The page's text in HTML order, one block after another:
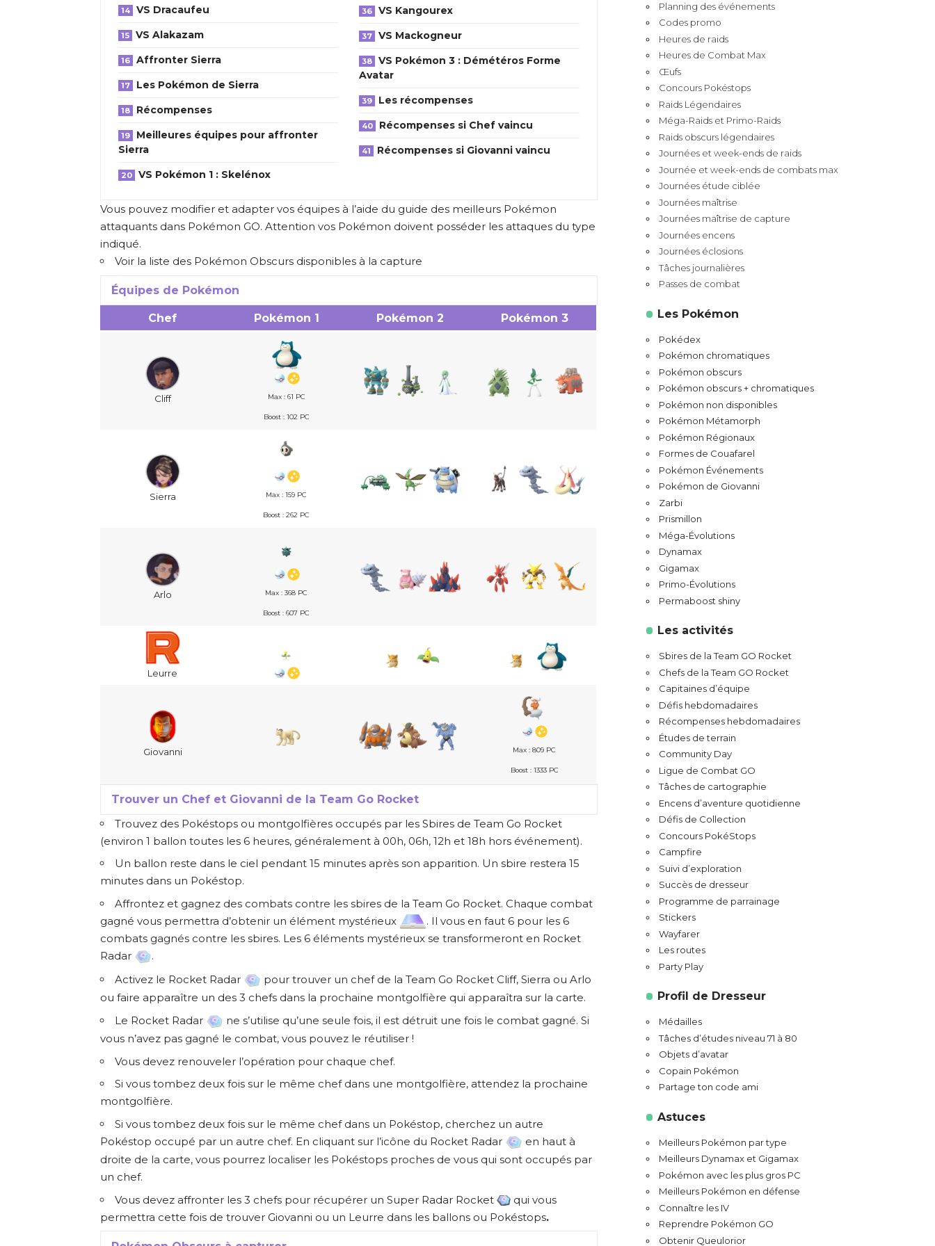
VS Dracaufeu
VS Alakazam
Affronter Sierra
Les Pokémon de Sierra
Récompenses
Meilleures équipes pour affronter
Sierra
VS Pokémon 1 : Skelénox
VS Kangourex
VS Mackogneur
VS Pokémon 3 : Démétéros Forme
Avatar
Les récompenses
Récompenses si Chef vaincu
Récompenses si Giovanni vaincu
Vous pouvez modifier et adapter vos équipes à l’aide du guide des meilleurs Pokémon
attaquants dans Pokémon GO. Attention vos Pokémon doivent posséder les attaques du type
indiqué.
Voir la liste des Pokémon Obscurs disponibles à la capture
Équipes de Pokémon
Chef Pokémon 1 Pokémon 2 Pokémon 3
Cliff Max : 61 PC
Boost : 102 PC
Sierra Max : 159 PC
Boost : 262 PC
Arlo Max : 368 PC
Boost : 607 PC
Leurre
Giovanni Max : 809 PC
Boost : 1333 PC
Trouver un Chef et Giovanni de la Team Go Rocket
Trouvez des Pokéstops ou montgolfières occupés par les Sbires de Team Go Rocket
(environ 1 ballon toutes les 6 heures, généralement à 00h, 06h, 12h et 18h hors événement).
Un ballon reste dans le ciel pendant 15 minutes après son apparition. Un sbire restera 15
minutes dans un Pokéstop.
Affrontez et gagnez des combats contre les sbires de la Team Go Rocket. Chaque combat
gagné vous permettra d’obtenir un élément mystérieux
. Il vous en faut 6 pour les 6
combats gagnés contre les sbires. Les 6 éléments mystérieux se transformeront en Rocket
Radar
.
Activez le Rocket Radar
pour trouver un chef de la Team Go Rocket Cliff, Sierra ou Arlo
ou faire apparaître un des 3 chefs dans la prochaine montgolfière qui apparaîtra sur la carte.
Le Rocket Radar
ne s’utilise qu’une seule fois, il est détruit une fois le combat gagné. Si
vous n’avez pas gagné le combat, vous pouvez le réutiliser !
Vous devez renouveler l’opération pour chaque chef.
Si vous tombez deux fois sur le même chef dans une montgolfière, attendez la prochaine
montgolfière.
Si vous tombez deux fois sur le même chef dans un Pokéstop, cherchez un autre
Pokéstop occupé par un autre chef. En cliquant sur l’icône du Rocket Radar
en haut à
droite de la carte, vous pourrez localiser les Pokéstops proches de vous qui sont occupés par
un chef.
Vous devez affronter les 3 chefs pour récupérer un Super Radar Rocket
qui vous
permettra cette fois de trouver Giovanni ou un Leurre dans les ballons ou Pokéstops.
Planning des événements
Codes promo
Heures de raids
Heures de Combat Max
Œufs
Concours Pokéstops
Raids Légendaires
Méga-Raids et Primo-Raids
Raids obscurs légendaires
Journées et week-ends de raids
Journée et week-ends de combats max
Journées étude ciblée
Journées maîtrise
Journées maîtrise de capture
Journées encens
Journées éclosions
Tâches journalières
Passes de combat
Les Pokémon
Pokédex
Pokémon chromatiques
Pokémon obscurs
Pokémon obscurs + chromatiques
Pokémon non disponibles
Pokémon Métamorph
Pokémon Régionaux
Formes de Couafarel
Pokémon Événements
Pokémon de Giovanni
Zarbi
Prismillon
Méga-Évolutions
Dynamax
Gigamax
Primo-Évolutions
Permaboost shiny
Les activités
Sbires de la Team GO Rocket
Chefs de la Team GO Rocket
Capitaines d’équipe
Défis hebdomadaires
Récompenses hebdomadaires
Études de terrain
Community Day
Ligue de Combat GO
Tâches de cartographie
Encens d’aventure quotidienne
Défis de Collection
Concours PokéStops
Campfire
Suivi d’exploration
Succès de dresseur
Programme de parrainage
Stickers
Wayfarer
Les routes
Party Play
Profil de Dresseur
Médailles
Tâches d’études niveau 71 à 80
Objets d’avatar
Copain Pokémon
Partage ton code ami
Astuces
Meilleurs Pokémon par type
Meilleurs Dynamax et Gigamax
Pokémon avec les plus gros PC
Meilleurs Pokémon en défense
Connaître les IV
Reprendre Pokémon GO
Obtenir Queulorior